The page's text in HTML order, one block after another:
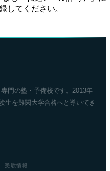
してください。
門の塾・予備校です。2013年
生を難関大学合格へと導いてき
受験情報